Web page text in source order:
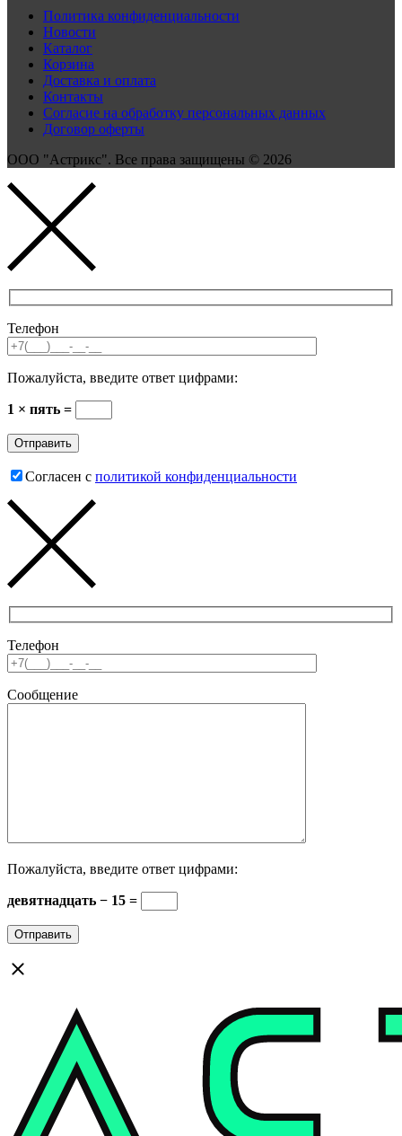
Политика конфиденциальности
Новости
Каталог
Корзина
Доставка и оплата
Контакты
Согласие на обработку персональных данных
Договор оферты
ООО "Астрикс". Все права защищены © 2026
Телефон
Пожалуйста, введите ответ цифрами:
1 × пять =
Согласен с политикой конфиденциальности
Телефон
Сообщение
Пожалуйста, введите ответ цифрами:
девятнадцать − 15 =